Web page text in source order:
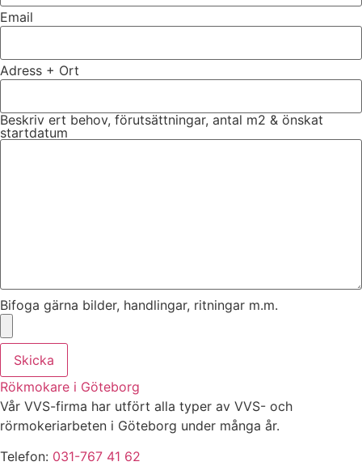
Email
Adress + Ort
Beskriv ert behov, förutsättningar, antal m2 & önskat
startdatum
Bifoga gärna bilder, handlingar, ritningar m.m.
Skicka
Rökmokare i Göteborg
Vår VVS-firma har utfört alla typer av VVS- och
rörmokeriarbeten i Göteborg under många år.
Telefon: 031-767 41 62